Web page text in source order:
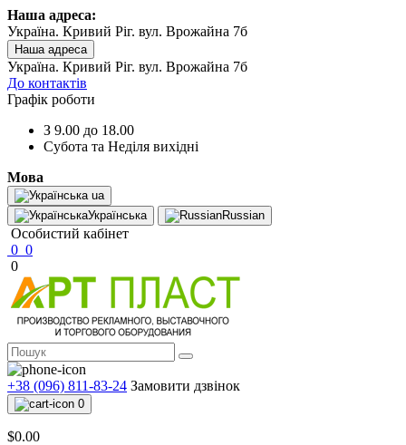
Наша адреса:
Україна. Кривий Ріг. вул. Врожайна 7б
Наша адреса
Україна. Кривий Ріг. вул. Врожайна 7б
До контактів
Графік роботи
З 9.00 до 18.00
Субота та Неділя вихідні
Мова
ua
Українська
Russian
Особистий кабінет
0 0
0
+38 (096) 811-83-24 Замовити дзвінок
0
$0.00